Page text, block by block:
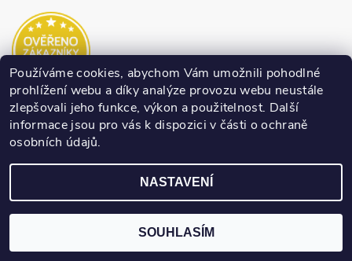
2026 © Infoto.cz, všechna práva vyhrazena
Používáme cookies, abychom Vám umožnili pohodlné
prohlížení webu a díky analýze provozu webu neustále
zlepšovali jeho funkce, výkon a použitelnost. Další
informace jsou pro vás k dispozici v části o ochraně
osobních údajů.
NASTAVENÍ
SOUHLASÍM